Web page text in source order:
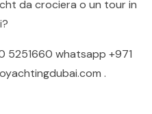
da crociera o un tour in
5251660 whatsapp +971
.